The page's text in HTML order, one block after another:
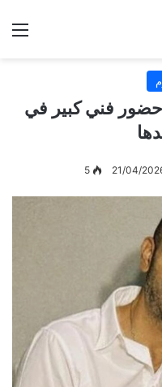
فني كبير في
21/04/
5